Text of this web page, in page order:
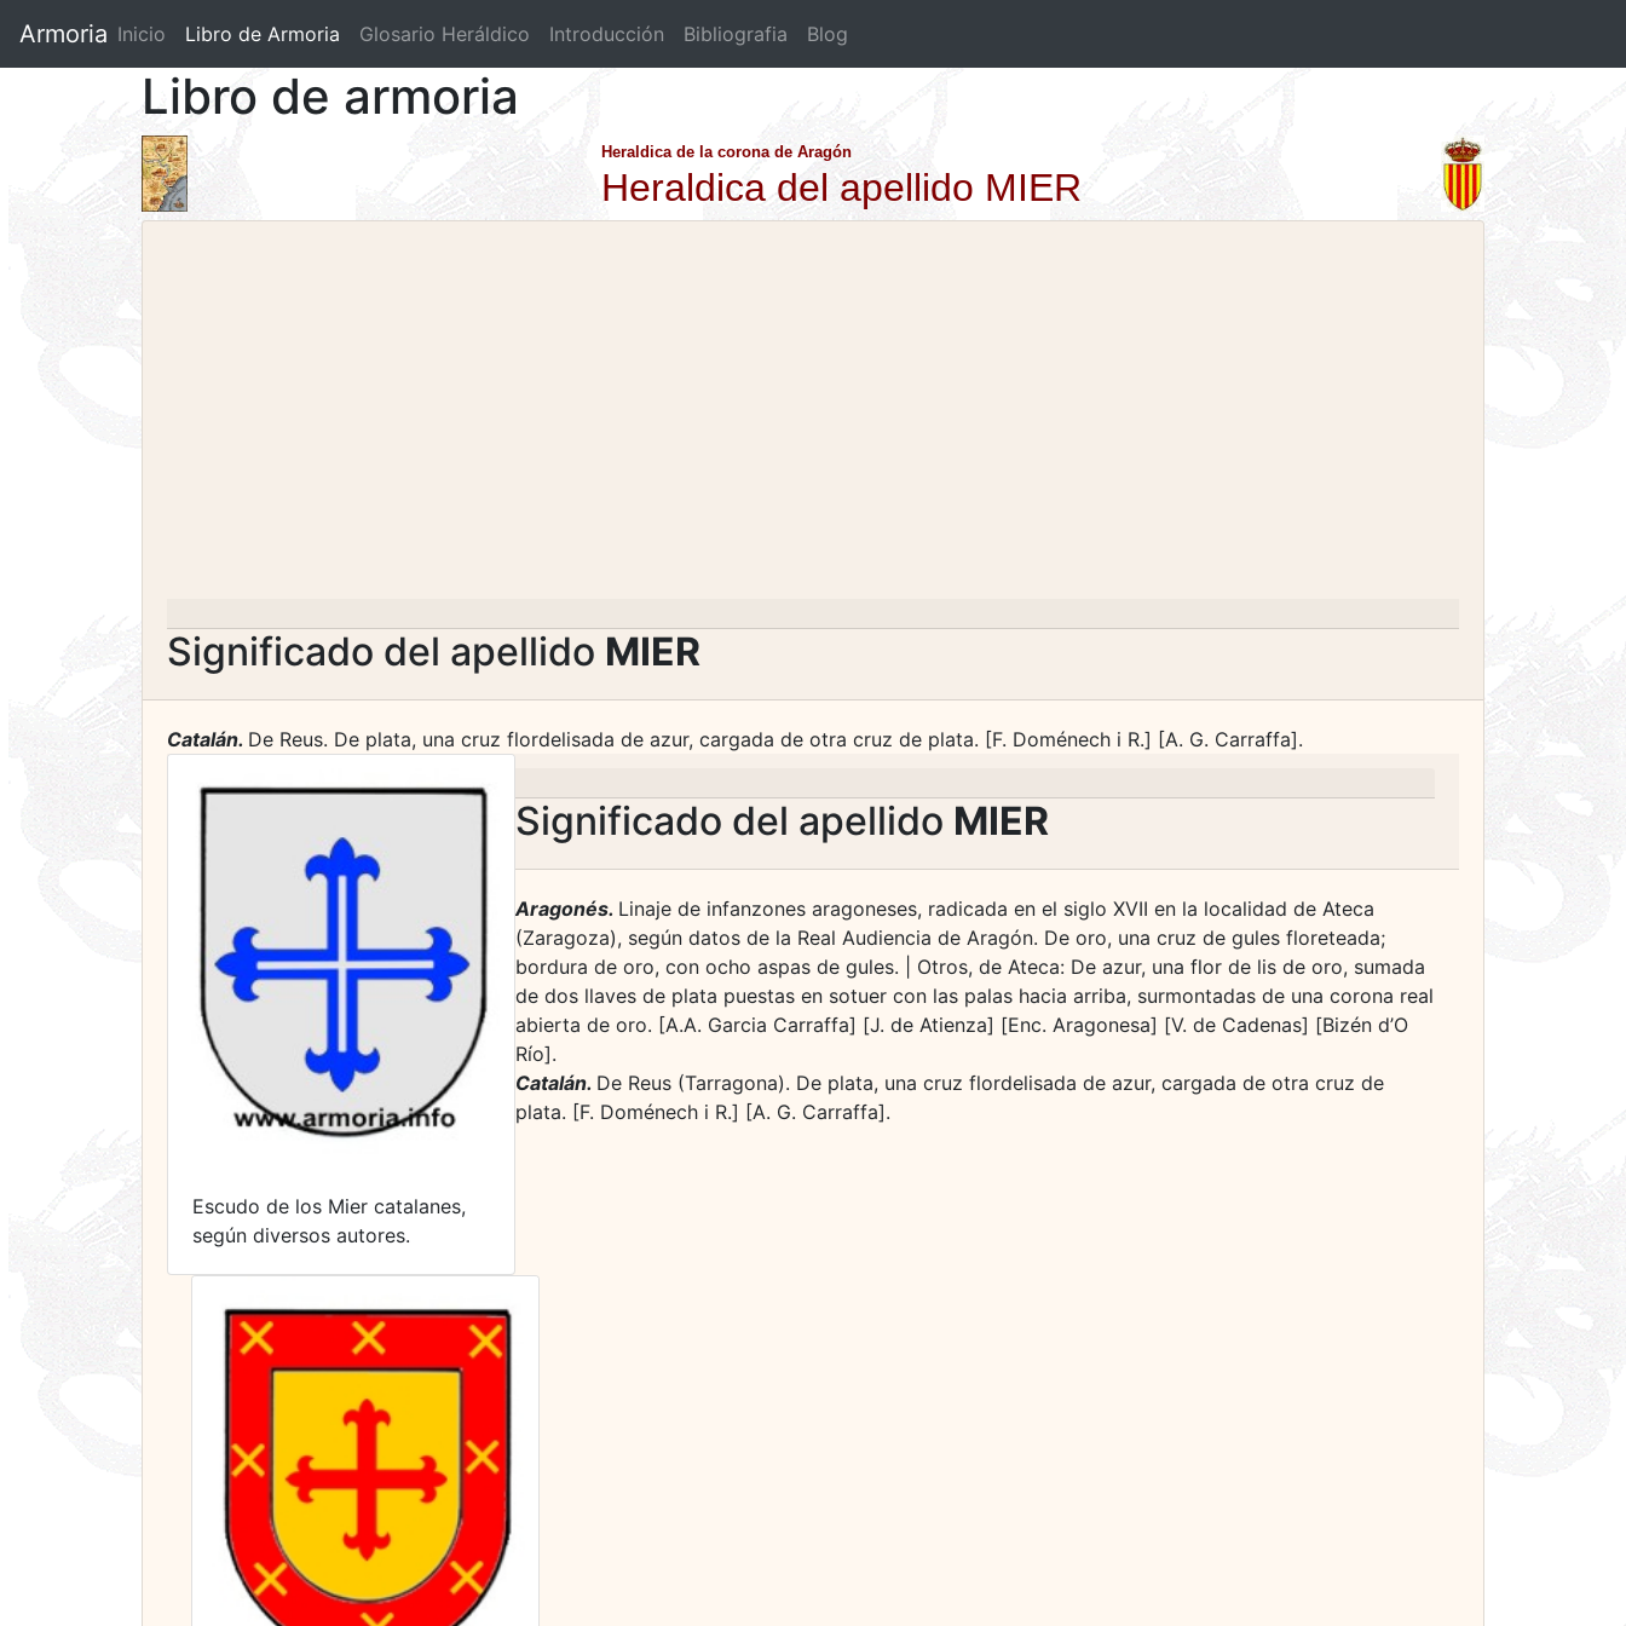
Armoria Inicio Libro de Armoria (current)
Glosario Heráldico Introducción Bibliografia Blog
Libro de armoria
Heraldica de la corona de Aragón
Heraldica del apellido MIER
Significado del apellido MIER
Catalán. De Reus. De plata, una cruz flordelisada de azur, cargada de otra cruz de plata. [F. Doménech i R.] [A. G. Carraffa].
Escudo de los Mier catalanes,
según diversos autores.
Significado del apellido MIER
Aragonés. Linaje de infanzones aragoneses, radicada en el siglo XVII en la localidad de Ateca
(Zaragoza), según datos de la Real Audiencia de Aragón. De oro, una cruz de gules floreteada;
bordura de oro, con ocho aspas de gules. | Otros, de Ateca: De azur, una flor de lis de oro, sumada
de dos llaves de plata puestas en sotuer con las palas hacia arriba, surmontadas de una corona real
abierta de oro. [A.A. Garcia Carraffa] [J. de Atienza] [Enc. Aragonesa] [V. de Cadenas] [Bizén d’O
Río].
Catalán. De Reus (Tarragona). De plata, una cruz flordelisada de azur, cargada de otra cruz de
plata. [F. Doménech i R.] [A. G. Carraffa].